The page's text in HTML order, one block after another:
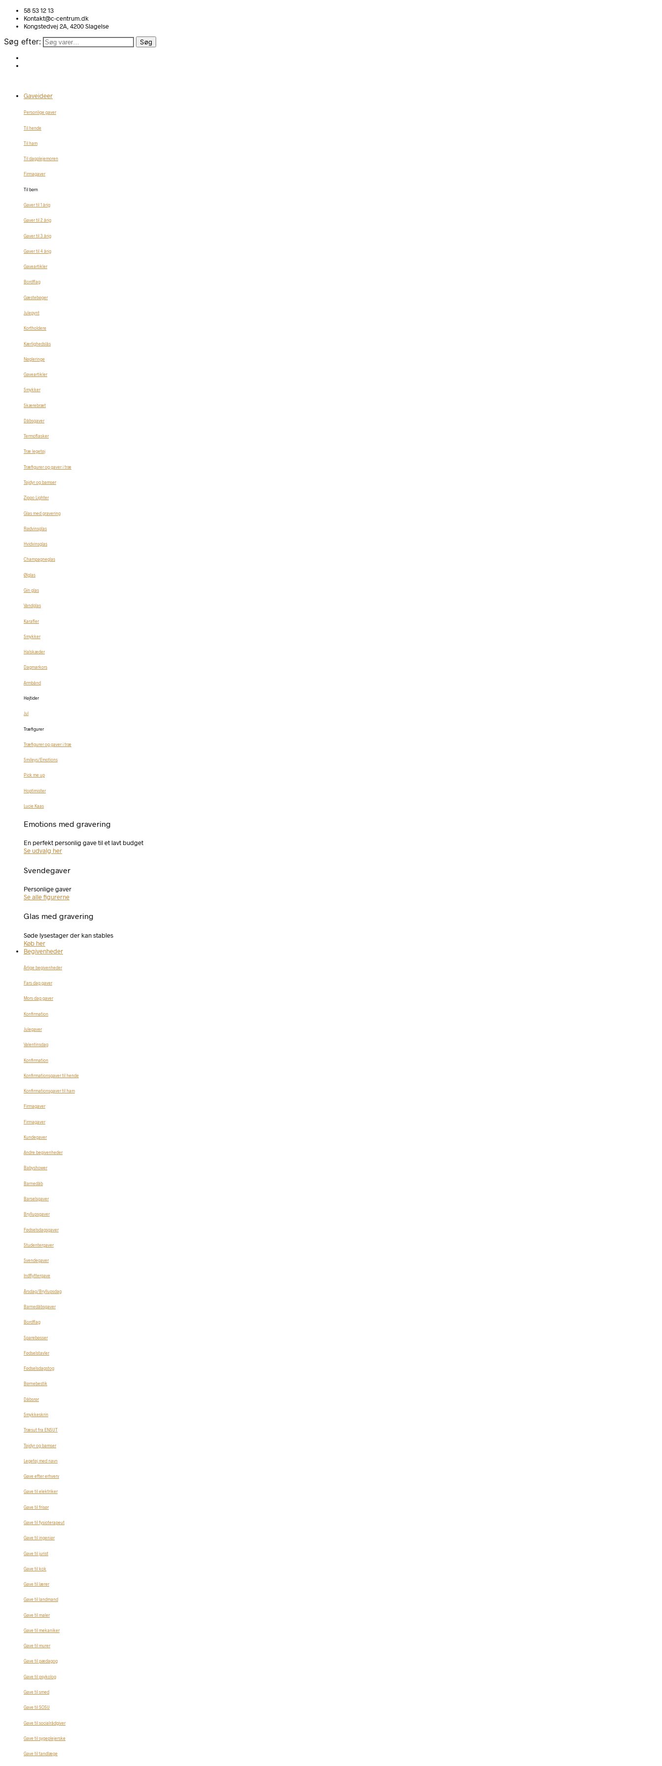
58 53 12 13
Kontakt@c-centrum.dk
Kongstedvej 2A, 4200 Slagelse
Søg efter: Søg
Gaveideer
Personlige gaver
Til hende
Til ham
Til dagplejemoren
Firmagaver
Til børn
Gaver til 1 årig
Gaver til 2 årig
Gaver til 3 årig
Gaver til 4 årig
Gaveartikler
Bordflag
Gæstebøger
Julepynt
Kortholdere
Kærlighedslås
Nøgleringe
Gaveartikler
Smykker
Skærebræt
Dåbsgaver
Termoflasker
Træ legetøj
Træfigurer og gaver i træ
Tøjdyr og bamser
Zippo Lighter
Glas med gravering
Rødvinsglas
Hvidvinsglas
Champagneglas
Ølglas
Gin glas
Vandglas
Karafler
Smykker
Halskæder
Dagmarkors
Armbånd
Højtider
Jul
Træfigurer
Træfigurer og gaver i træ
Smileys/Emotions
Pick me up
Hoptimister
Lucie Kaas
Emotions med gravering
En perfekt personlig gave til et lavt budget
Se udvalg her
Svendegaver
Personlige gaver
Se alle figurerne
Glas med gravering
Søde lysestager der kan stables
Køb her
Begivenheder
Årlige begivenheder
Fars dag gaver
Mors dag gaver
Konfirmation
Julegaver
Valentinsdag
Konfirmation
Konfirmationsgaver til hende
Konfirmationsgaver til ham
Firmagaver
Firmagaver
Kundegaver
Andre begivenheder
Babyshower
Barnedåb
Barselsgaver
Bryllupsgaver
Fødselsdagsgaver
Studentergaver
Svendegaver
Indflyttergave
Årsdag/Bryllupsdag
Barnedåbsgaver
Bordflag
Sparebøsser
Fødselstavler
Fødselsdagstog
Børnebestik
Dåbsrør
Smykkeskrin
Træsut fra ENSUT
Tøjdyr og bamser
Legetøj med navn
Gave efter erhverv
Gave til elektriker
Gave til frisør
Gave til fysioterapeut
Gave til ingeniør
Gave til jurist
Gave til kok
Gave til lærer
Gave til landmand
Gave til maler
Gave til mekaniker
Gave til murer
Gave til pædagog
Gave til psykolog
Gave til smed
Gave til SOSU
Gave til socialrådgiver
Gave til sygeplejerske
Gave til tandlæge